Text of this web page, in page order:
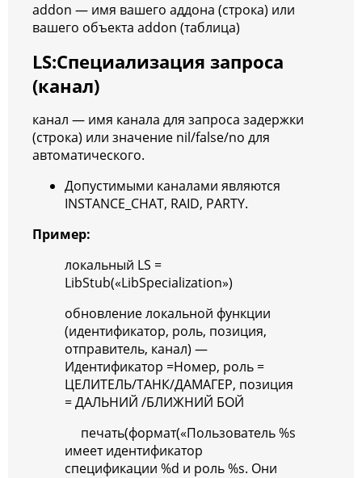
addon — имя вашего аддона (строка) или
вашего объекта addon (таблица)
LS:Специализация запроса
(канал)
канал — имя канала для запроса задержки
(строка) или значение nil/false/no для
автоматического.
Допустимыми каналами являются
INSTANCE_CHAT, RAID, PARTY.
Пример:
локальный LS =
LibStub(«LibSpecialization»)
обновлениелокальной функции
(идентификатор, роль, позиция,
отправитель, канал) —
Идентификатор =Номер, роль =
ЦЕЛИТЕЛЬ/ТАНК/ДАМАГЕР, позиция
= ДАЛЬНИЙ /БЛИЖНИЙ БОЙ
печать(формат(«Пользователь %s
имеет идентификатор
спецификации %d и роль %s. Они